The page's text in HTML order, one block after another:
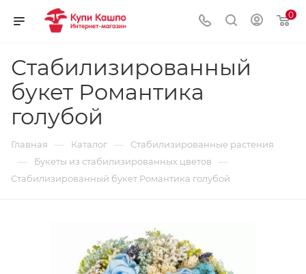
0
Стабилизированный
букет Романтика
голубой
Главная — Каталог — Стабилизированные растения
— Букеты из стабилизированных цветов —
Стабилизированный букет Романтика голубой